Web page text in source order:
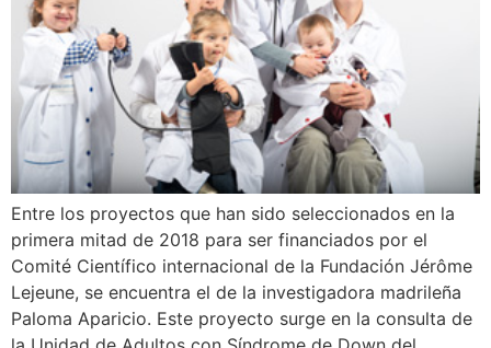
Entre los proyectos que han sido seleccionados en la
primera mitad de 2018 para ser financiados por el
Comité Científico internacional de la Fundación Jérôme
Lejeune, se encuentra el de la investigadora madrileña
Paloma Aparicio. Este proyecto surge en la consulta de